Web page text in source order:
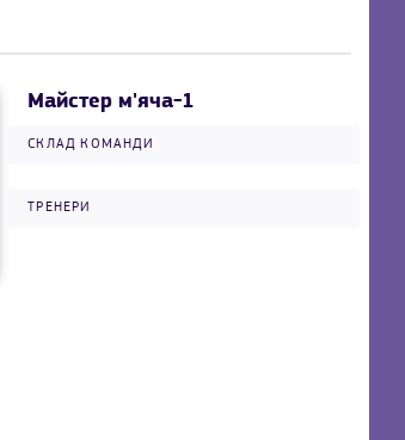
Майстер м'яча-1
СКЛАД КОМАНДИ
ТРЕНЕРИ